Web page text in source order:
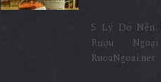
5 Lý Do Nên
Rượu
RuouNgoai.net